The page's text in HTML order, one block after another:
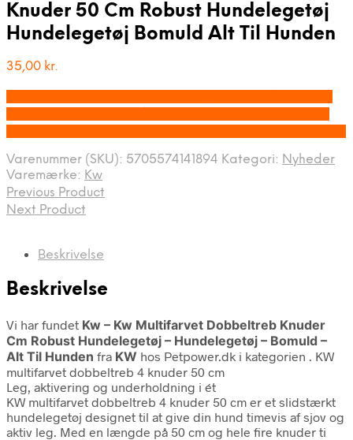
Knuder 50 Cm Robust Hundelegetøj
Hundelegetøj Bomuld Alt Til Hunden
35,00 kr.
Varenummer (SKU): 5705574141894 Kategori: Nyheder
Varemærke: Kw
Previous Product
Next Product
Beskrivelse
Beskrivelse
Vi har fundet Kw – Kw Multifarvet Dobbeltreb Knuder
Cm Robust Hundelegetøj – Hundelegetøj – Bomuld –
Alt Til Hunden fra KW hos Petpower.dk i kategorien . KW
multifarvet dobbeltreb 4 knuder 50 cm
Leg, aktivering og underholdning i ét
KW multifarvet dobbeltreb 4 knuder 50 cm er et slidstærkt
hundelegetøj designet til at give din hund timevis af sjov og
aktiv leg. Med en længde på 50 cm og hele fire knuder ti